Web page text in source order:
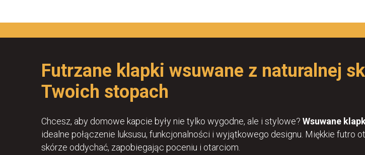
Futrzane klapki wsuwane z naturalnej
Twoich stopach
Chcesz, aby domowe kapcie były nie tylko wygodne, ale i stylowe? Wsuwane
idealne połączenie luksusu, funkcjonalności i wyjątkowego designu. Miękkie futro
skórze oddychać, zapobiegając poceniu i otarciom.